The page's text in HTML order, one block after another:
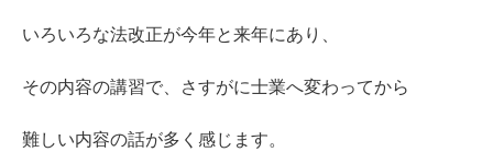
いろいろな法改正が今年と来年にあり、
その内容の講習で、さすがに士業へ変わってから
難しい内容の話が多く感じます。